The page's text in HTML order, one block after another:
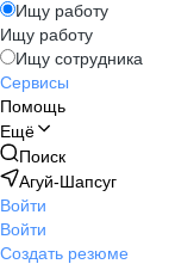
Ищу работу
Ищу работу
Ищу сотрудника
Сервисы
Помощь
Ещё
Поиск
Агуй-Шапсуг
Войти
Войти
Создать резюме